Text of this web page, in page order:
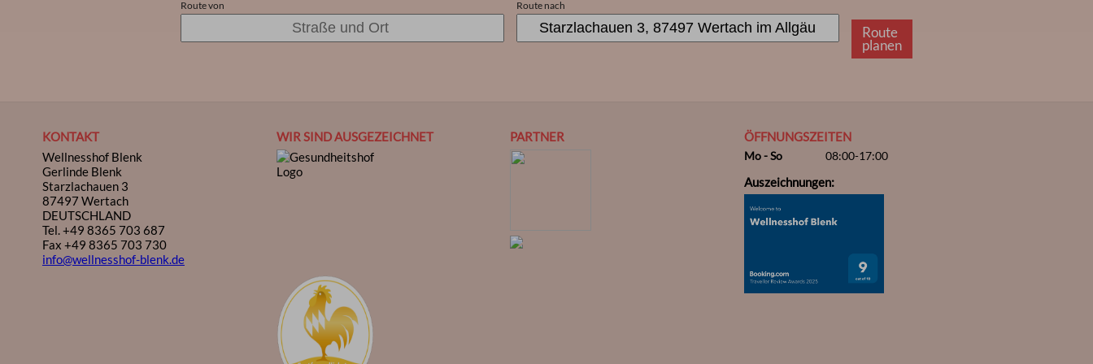
Route von Route nach
Route
planen
KONTAKT
Wellnesshof Blenk
Gerlinde Blenk
Starzlachauen 3
87497 Wertach
DEUTSCHLAND
Tel.+49 8365 703 687
Fax +49 8365 703 730
info@wellnesshof-blenk.de
WIR SIND AUSGEZEICHNET PARTNER ÖFFNUNGSZEITEN
Mo - So 08:00-17:00
Auszeichnungen: